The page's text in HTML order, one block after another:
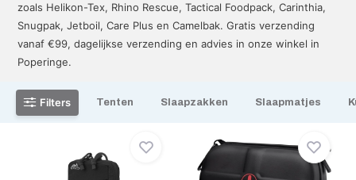
zoals Helikon-Tex, Rhino Rescue, Tactical Foodpack, Carinthia,
Snugpak, Jetboil, Care Plus en Camelbak. Gratis verzending
vanaf €99, dagelijkse verzending en advies in onze winkel in
Poperinge.
Filters Tenten Slaapzakken Slaapmatjes